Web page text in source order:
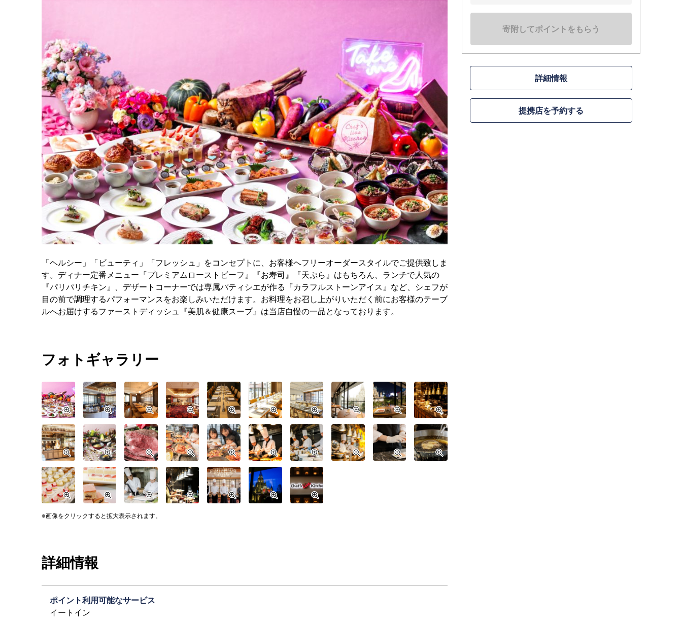
寄附してポイントをもらう
詳細情報
提携店を予約する
「ヘルシー」「ビューティ」「フレッシュ」をコンセプトに、お客様へフリーオーダースタイルでご提供致しま
す。ディナー定番メニュー『プレミアムローストビーフ』『お寿司』『天ぷら』はもちろん、ランチで人気の
『パリパリチキン』、デザートコーナーでは専属パティシエが作る『カラフルストーンアイス』など、シェフが
目の前で調理するパフォーマンスをお楽しみいただけます。お料理をお召し上がりいただく前にお客様のテーブ
ルへお届けするファーストディッシュ『美肌＆健康スープ』は当店自慢の一品となっております。
フォトギャラリー
画像をクリックすると拡大表示されます。
詳細情報
ポイント利用可能なサービス
イートイン